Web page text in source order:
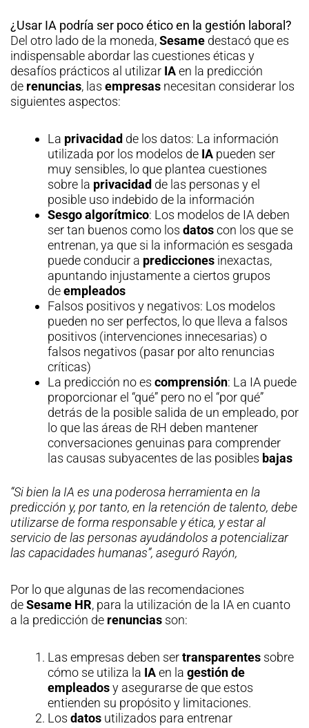
¿Usar IA podría ser poco ético en la gestión laboral?
Del otro lado de la moneda,Sesame destacó que es
indispensable abordar las cuestiones éticas y
desafíos prácticos al utilizar IAen la predicción
de renuncias, las empresas necesitan considerar los
siguientes aspectos:
La privacidad de los datos: La información
utilizada por los modelos de IA pueden ser
muy sensibles, lo que plantea cuestiones
sobre la privacidad de las personas y el
posible uso indebido de la información
Sesgoalgorítmico: Los modelos de IA deben
ser tan buenos como los datoscon los que se
entrenan, ya que si la información es sesgada
puede conducir a predicciones inexactas,
apuntando injustamente a ciertos grupos
deempleados
Falsos positivos y negativos: Los modelos
pueden no ser perfectos, lo que lleva a falsos
positivos (intervenciones innecesarias) o
falsos negativos (pasar por alto renuncias
críticas)
La predicción no es comprensión: La IA puede
proporcionar el “qué” pero no el “por qué”
detrás de la posible salida de un empleado, por
lo que las áreas de RH deben mantener
conversaciones genuinas para comprender
las causas subyacentes de las posibles bajas
“Si bien la IA es una poderosa herramienta en la
predicción y, por tanto, en la retención de talento, debe
utilizarse de forma responsable y ética, y estar al
servicio de las personas ayudándolos a potencializar
las capacidades humanas”, aseguró Rayón,
Por lo que algunas de las recomendaciones
deSesame HR, para la utilización de la IA en cuanto
a la predicción de renuncias son:
Las empresas deben sertransparentes sobre
cómo se utiliza la IAen la gestión de
empleadosy asegurarse de que estos
entienden su propósito y limitaciones.
Los datos utilizados para entrenar